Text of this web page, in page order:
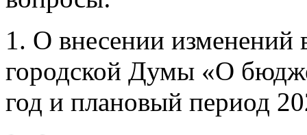
1. О внесении изменений
городской Думы «О
год и плановый период